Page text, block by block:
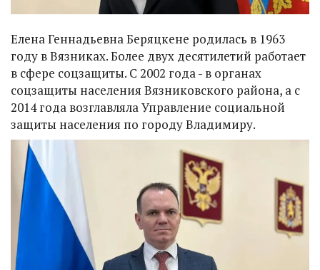
Елена Геннадьевна Беряцкене родилась в 1963
году в Вязниках. Более двух десятилетий работает
в сфере соцзащиты. С 2002 года - в органах
соцзащиты населения Вязниковского района, а с
2014 года возглавляла Управление социальной
защиты населения по городу Владимиру.